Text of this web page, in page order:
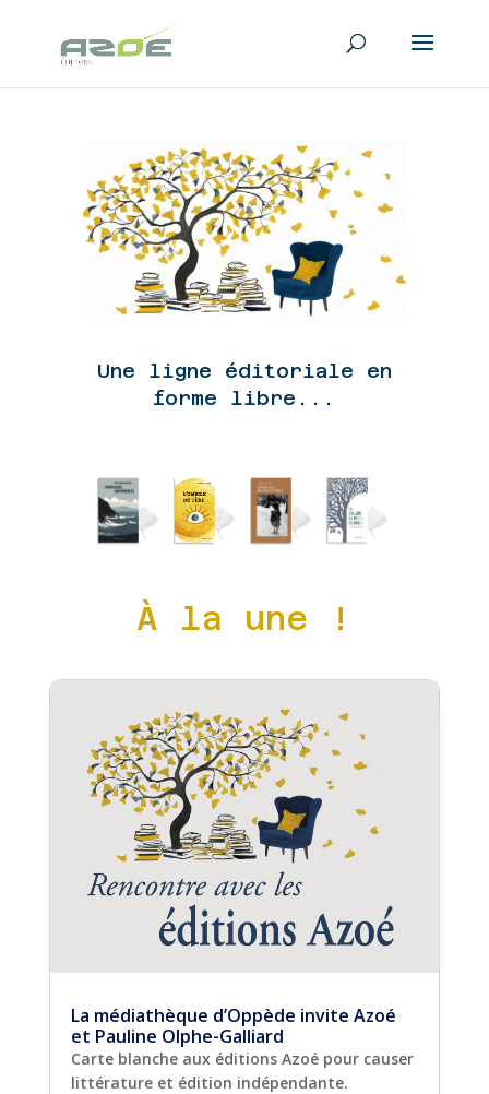
Une ligne éditoriale en
forme libre...
À la une !
La médiathèque d’Oppède invite Azoé
et Pauline Olphe-Galliard
Carte blanche aux éditions Azoé pour causer
littérature et édition indépendante.